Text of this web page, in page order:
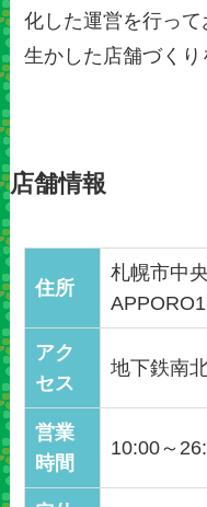
化した運営を行っ
生かした店舗づくり
店舗情報
住所
札幌市中
アク
セス
地下鉄南
営業
時間
10:00～